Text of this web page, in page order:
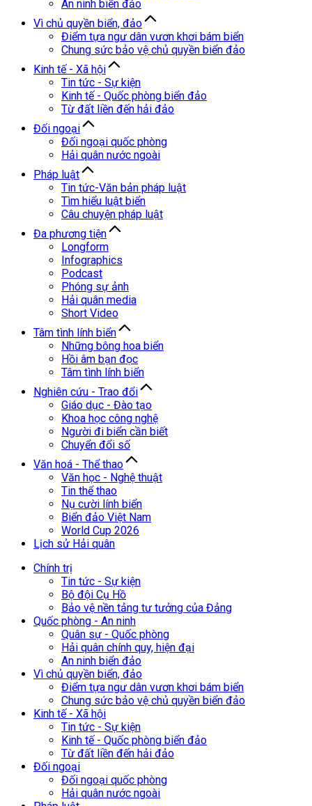
An ninh biển đảo
Vì chủ quyền biển, đảo
Điểm tựa ngư dân vươn khơi bám biển
Chung sức bảo vệ chủ quyền biển đảo
Kinh tế - Xã hội
Tin tức - Sự kiện
Kinh tế - Quốc phòng biển đảo
Từ đất liền đến hải đảo
Đối ngoại
Đối ngoại quốc phòng
Hải quân nước ngoài
Pháp luật
Tin tức-Văn bản pháp luật
Tìm hiểu luật biển
Câu chuyện pháp luật
Đa phương tiện
Longform
Infographics
Podcast
Phóng sự ảnh
Hải quân media
Short Video
Tâm tình lính biển
Những bông hoa biển
Hồi âm bạn đọc
Tâm tình lính biển
Nghiên cứu - Trao đổi
Giáo dục - Đào tạo
Khoa học công nghệ
Người đi biển cần biết
Chuyển đổi số
Văn hoá - Thể thao
Văn học - Nghệ thuật
Tin thể thao
Nụ cười lính biển
Biển đảo Việt Nam
World Cup 2026
Lịch sử Hải quân
Chính trị
Tin tức - Sự kiện
Bộ đội Cụ Hồ
Bảo vệ nền tảng tư tưởng của Đảng
Quốc phòng - An ninh
Quân sự - Quốc phòng
Hải quân chính quy, hiện đại
An ninh biển đảo
Vì chủ quyền biển, đảo
Điểm tựa ngư dân vươn khơi bám biển
Chung sức bảo vệ chủ quyền biển đảo
Kinh tế - Xã hội
Tin tức - Sự kiện
Kinh tế - Quốc phòng biển đảo
Từ đất liền đến hải đảo
Đối ngoại
Đối ngoại quốc phòng
Hải quân nước ngoài